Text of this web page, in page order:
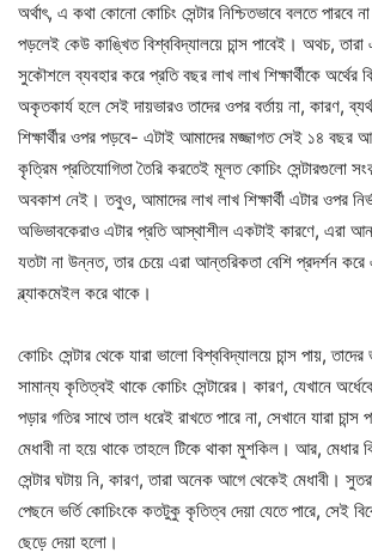
অর্থাৎ, এ কথা কোনো কোচিং সেন্টার নিশ্চিতভাবে বলতে পারবে
পড়লেই কেউ কাঙ্খিত বিশ্ববিদ্যালয়ে চান্স পাবেই। অথচ,
সুকৌশলে ব্যবহার করে প্রতি বছর লাখ লাখ শিক্ষার্থীকে অর্থের
অকৃতকার্য হলে সেই দায়ভারও তাদের ওপর বর্তায় না, কারণ,
শিক্ষার্থীর ওপর পড়বে- এটাই আমাদের মজ্জাগত সেই ১৪ বছর
কৃত্রিম প্রতিযোগিতা তৈরি করতেই মূলত কোচিং সেন্টারগুলো
অবকাশ নেই। তবুও, আমাদের লাখ লাখ শিক্ষার্থী এটার ওপর
অভিভাবকেরাও এটার প্রতি আস্থাশীল একটাই কারণে, এরা
যতটা না উন্নত, তার চেয়ে এরা আন্তরিকতা বেশি প্রদর্শন
ব্ল্যাকমেইল করে থাকে।
কোচিং সেন্টার থেকে যারা ভালো বিশ্ববিদ্যালয়ে চান্স পায়,
সামান্য কৃতিত্বই থাকে কোচিং সেন্টারের। কারণ, যেখানে
পড়ার গতির সাথে তাল ধরেই রাখতে পারে না, সেখানে যারা চান্স
মেধাবী না হয়ে থাকে তাহলে টিকে থাকা মুশকিল। আর, মেধার
সেন্টার ঘটায় নি, কারণ, তারা অনেক আগে থেকেই মেধাবী।
পেছনে ভর্তি কোচিংকে কতটুকু কৃতিত্ব দেয়া যেতে পারে, সেই
ছেড়ে দেয়া হলো।